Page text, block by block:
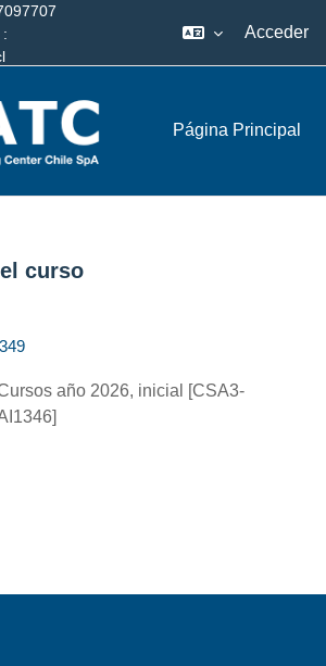
Acceder
Página Principal
curso
año 2026, inicial [CSA3-